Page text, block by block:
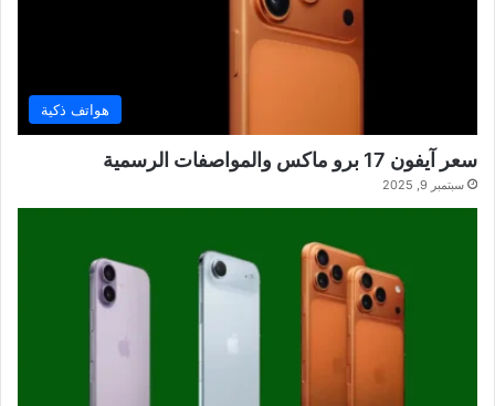
هواتف ذكية
سعر آيفون 17 برو ماكس والمواصفات الرسمية
سبتمبر 9, 2025